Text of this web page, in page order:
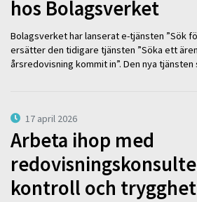
hos Bolagsverket
Bolagsverket har lanserat e-tjänsten ”Sök
ersätter den tidigare tjänsten ”Söka ett
årsredovisning kommit in”. Den nya
17 april 2026
Arbeta ihop med
kontroll och